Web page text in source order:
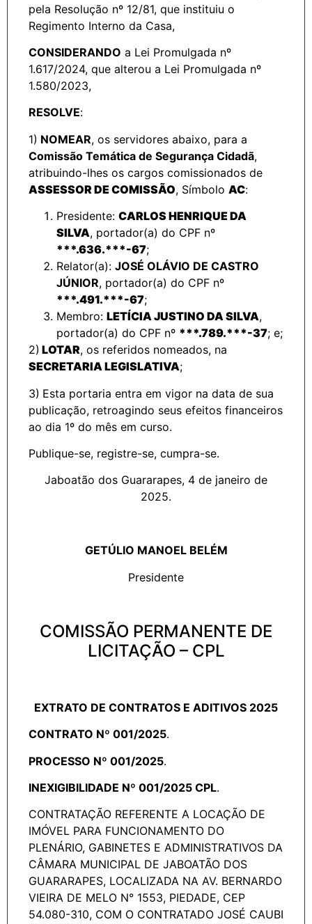
pela Resolução nº 12/81, que instituiu o
Regimento Interno da Casa,
CONSIDERANDO a Lei Promulgada nº
1.617/2024, que alterou a Lei Promulgada nº
1.580/2023,
RESOLVE:
1) NOMEAR, os servidores abaixo, para a
Comissão Temática de Segurança Cidadã,
atribuindo-lhes os cargos comissionados de
ASSESSOR DE COMISSÃO, Símbolo AC:
Presidente: CARLOS HENRIQUE DA
SILVA, portador(a) do CPF nº
***.636.***-67;
Relator(a): JOSÉ OLÁVIO DE CASTRO
JÚNIOR, portador(a) do CPF nº
***.491.***-67;
Membro: LETÍCIA JUSTINO DA SILVA,
portador(a) do CPF nº ***.789.***-37; e;
2) LOTAR, os referidos nomeados, na
SECRETARIA LEGISLATIVA;
3) Esta portaria entra em vigor na data de sua
publicação, retroagindo seus efeitos financeiros
ao dia 1º do mês em curso.
Publique-se, registre-se, cumpra-se.
Jaboatão dos Guararapes, 4 de janeiro de
2025.
GETÚLIO MANOEL BELÉM
Presidente
COMISSÃO PERMANENTE DE
LICITAÇÃO – CPL
EXTRATO DE CONTRATOS E ADITIVOS 2025
CONTRATO Nº 001/2025.
PROCESSO Nº 001/2025.
INEXIGIBILIDADE Nº 001/2025 CPL.
CONTRATAÇÃO REFERENTE A LOCAÇÃO DE
IMÓVEL PARA FUNCIONAMENTO DO
PLENÁRIO, GABINETES E ADMINISTRATIVOS DA
CÂMARA MUNICIPAL DE JABOATÃO DOS
GUARARAPES, LOCALIZADA NA AV. BERNARDO
VIEIRA DE MELO N° 1553, PIEDADE, CEP
54.080-310, COM O CONTRATADO JOSÉ CAUBI